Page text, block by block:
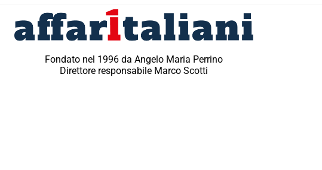
Fondato nel 1996 da Angelo Maria Perrino
Direttore responsabile Marco Scotti